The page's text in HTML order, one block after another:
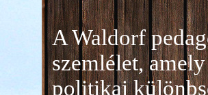
A Waldorf
szemlélet,
politikai